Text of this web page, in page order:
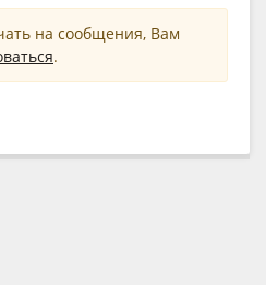
на сообщения, Вам
.